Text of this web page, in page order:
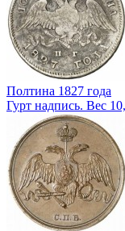
Полтина 1827 года
Гурт надпись. Вес